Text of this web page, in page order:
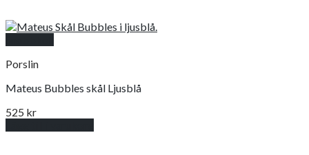
Porslin
Mateus Bubbles skål Ljusblå
525 kr